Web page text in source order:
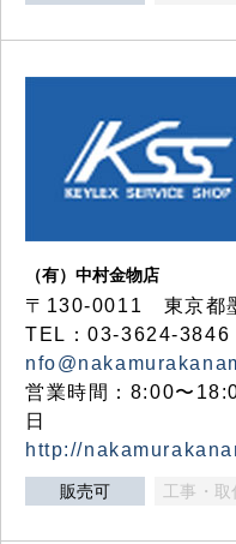
（有）中村金物店
〒130-0011 東京都
TEL：03-3624-
営業時間：8:00〜
日
http://
販売可 工事・取